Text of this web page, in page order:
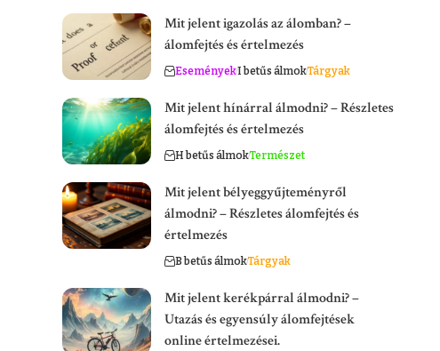
Mit jelent igazolás az álomban? –
álomfejtés és értelmezés
EseményekI betűs álmokTárgyak
Mit jelent hínárral álmodni? – Részletes
álomfejtés és értelmezés
H betűs álmokTermészet
Mit jelent bélyeggyűjteményről
álmodni? – Részletes álomfejtés és
értelmezés
B betűs álmokTárgyak
Mit jelent kerékpárral álmodni? –
Utazás és egyensúly álomfejtések
online értelmezései.